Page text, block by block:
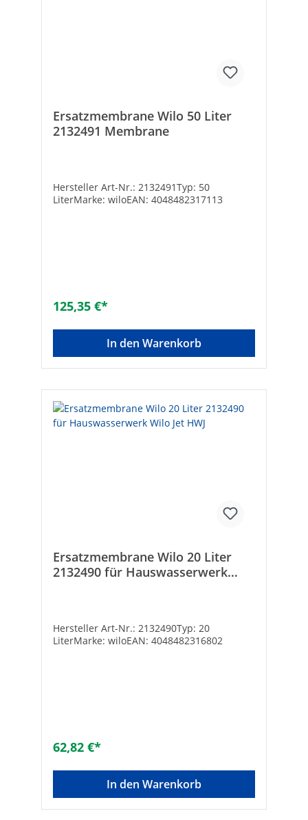
Ersatzmembrane Wilo 50 Liter
2132491 Membrane
Hersteller Art-Nr.: 2132491Typ: 50
LiterMarke: wiloEAN: 4048482317113
125,35 €*
In den Warenkorb
Ersatzmembrane Wilo 20 Liter
2132490 für Hauswasserwerk
Hersteller Art-Nr.: 2132490Typ: 20
LiterMarke: wiloEAN: 4048482316802
62,82 €*
In den Warenkorb